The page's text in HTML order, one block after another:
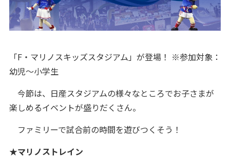
「F・マリノスキッズスタジアム」が登場！ ※参加対象：
幼児～小学生
今節は、日産スタジアムの様々なところでお子さまが
楽しめるイベントが盛りだくさん。
ファミリーで試合前の時間を遊びつくそう！
★マリノストレイン